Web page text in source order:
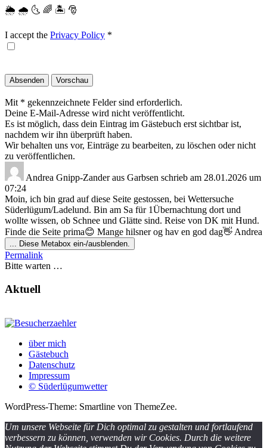
🌦 🌧 🌜 🌈 🏝 🎅
I accept the Privacy Policy *
Mit * gekennzeichnete Felder sind erforderlich.
Deine E-Mail-Adresse wird nicht veröffentlicht.
Es ist möglich, dass dein Eintrag im Gästebuch erst sichtbar ist,
nachdem wir ihn überprüft haben.
Wir behalten uns vor, Einträge zu bearbeiten, zu löschen oder nicht
zu veröffentlichen.
Andrea Gnipp-Zanderaus Garbsen schrieb am 28.01.2026 um
07:24
Moin, ich bin grad auf diese Seite gestossen, bei Wettersuche
Süderlügum/Ladelund. Bin am Sa für 1Übernachtung dort und
wollte wissen, ob Schnee und Glätte sind. Reise von DK mit Hund.
Finde die Seite prima😊 Mange hilsner og hav en god dag👋 Andrea
... Diese Metabox ein-/ausblenden.
Permalink
Bitte warten …
Aktuell
über mich
Gästebuch
Datenschutz
Impressum
© Süderlügumwetter
WordPress-Theme: Smartline von ThemeZee.
Um unsere Webseite für Dich optimal zu gestalten und fortlaufend
verbessern zu können, verwenden wir Cookies. Durch die weitere